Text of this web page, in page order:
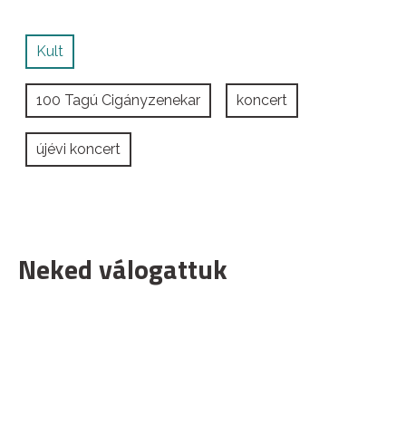
Kult
100 Tagú Cigányzenekar koncert
újévi koncert
Neked válogattuk